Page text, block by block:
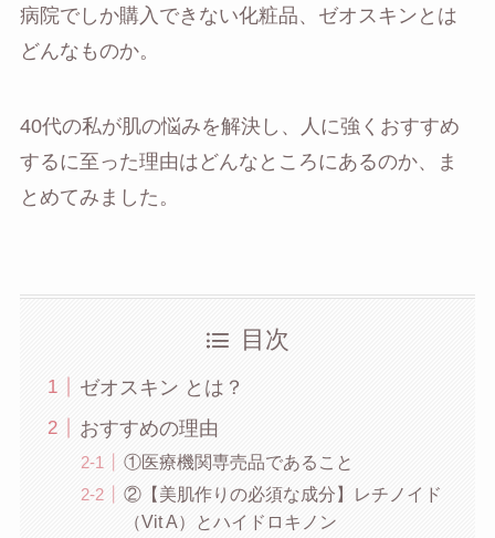
病院でしか購入できない化粧品、ゼオスキンとは
どんなものか。
40代の私が肌の悩みを解決し、人に強くおすすめ
するに至った理由はどんなところにあるのか、ま
とめてみました。
目次
ゼオスキン とは？
おすすめの理由
①医療機関専売品であること
②【美肌作りの必須な成分】レチノイド
（Vit A）とハイドロキノン